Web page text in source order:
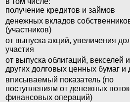
получение кредитов и займов
денежных вкладов
(участников)
от выпуска акций, увеличения
участия
от выпуска облигаций, векселей и
других долговых ценных бумаг и
вписываемый показатель (по
поступлениям от денежных
финансовых операций)